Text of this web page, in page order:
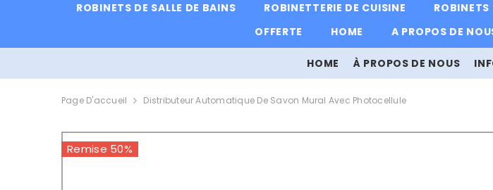
ROBINETS DE SALLE DE BAINS ROBINETTERIE DE CUISINE ROBINETS
OFFERTE
HOME A PROPOS DE
HOME À PROPOS DE NOUS
Page D'accueil Distributeur Automatique De Savon Mural Avec Photocellule
Remise 50%